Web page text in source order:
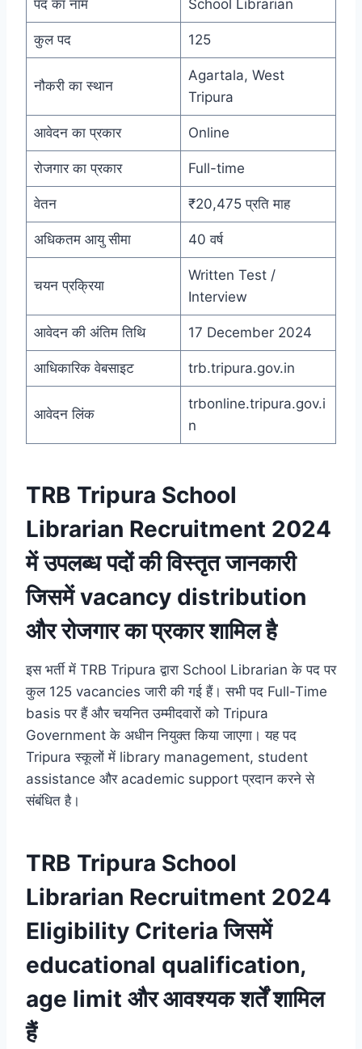
पद का नाम School Librarian
कुल पद 125
नौकरी का स्थान
Agartala, West
Tripura
आवेदन का प्रकार Online
रोजगार का प्रकार Full-time
वेतन ₹20,475 प्रति माह
अधिकतम आयु सीमा 40 वर्ष
चयन प्रक्रिया
Written Test /
Interview
आवेदन की अंतिम तिथि 17 December 2024
आधिकारिक वेबसाइट trb.tripura.gov.in
आवेदन लिंक
trbonline.tripura.gov.i
n
TRB Tripura School
Librarian Recruitment 2024
में उपलब्ध पदों की विस्तृत जानकारी
जिसमें vacancy distribution
और रोजगार का प्रकार शामिल है
इस भर्ती में TRB Tripura द्वारा School Librarian के पद पर
कुल 125 vacancies जारी की गई हैं। सभी पद Full-Time
basis पर हैं और चयनित उम्मीदवारों को Tripura
Government के अधीन नियुक्त किया जाएगा। यह पद
Tripura स्कूलों में library management, student
assistance और academic support प्रदान करने से
संबंधित है।
TRB Tripura School
Librarian Recruitment 2024
Eligibility Criteria जिसमें
educational qualification,
age limit और आवश्यक शर्तें शामिल
हैं